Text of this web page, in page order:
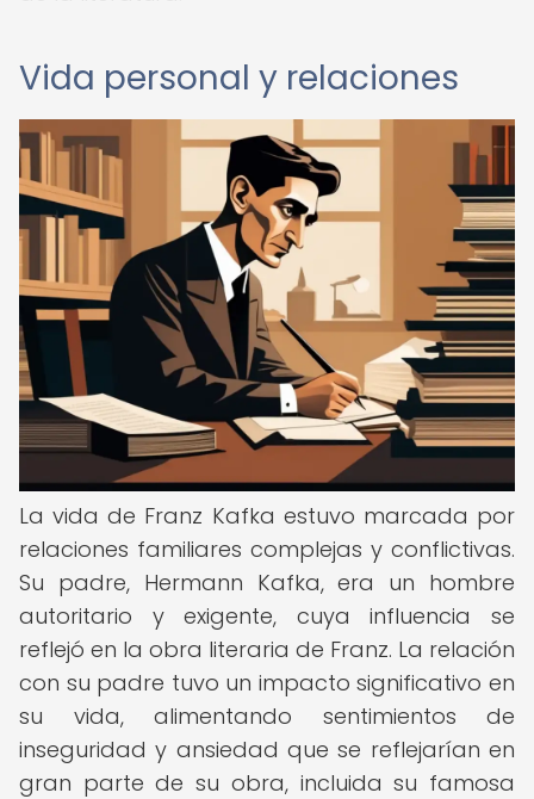
Vida personal y relaciones
La vida de Franz Kafka estuvo marcada por
relaciones familiares complejas y conflictivas.
Su padre, Hermann Kafka, era un hombre
autoritario y exigente, cuya influencia se
reflejó en la obra literaria de Franz. La relación
con su padre tuvo un impacto significativo en
su vida, alimentando sentimientos de
inseguridad y ansiedad que se reflejarían en
gran parte de su obra, incluida su famosa